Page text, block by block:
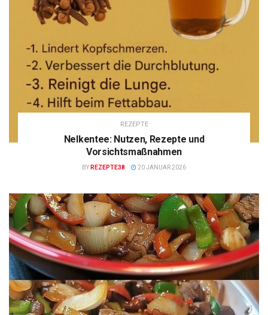
REZEPTE
Nelkentee: Nutzen, Rezepte und
Vorsichtsmaßnahmen
BY REZEPTE38 20 JANUAR 2026